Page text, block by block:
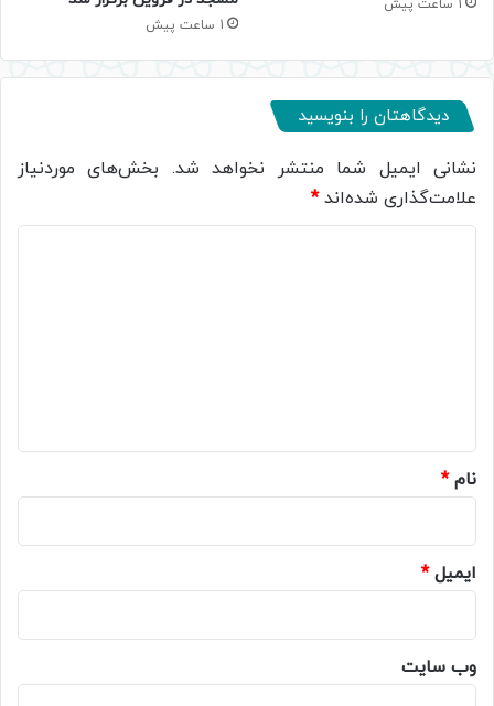
1 ساعت پیش
1 ساعت پیش
دیدگاهتان را بنویسید
نشانی ایمیل شما منتشر نخواهد شد. بخش‌های موردنیاز
علامت‌گذاری شده‌اند*
نام*
ایمیل*
وب‌ سایت